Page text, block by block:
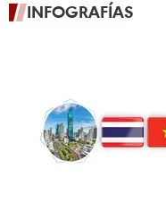
INFOGRAFÍAS